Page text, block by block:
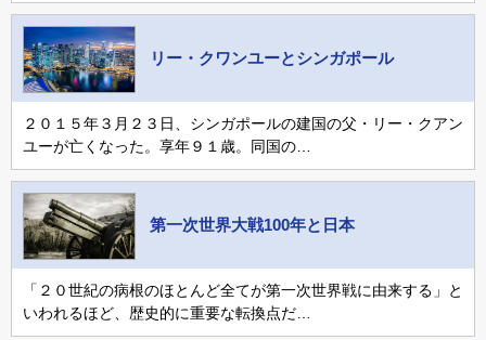
リー・クワンユーとシンガポール
２０１５年３月２３日、シンガポールの建国の父・リー・クアン
ユーが亡くなった。享年９１歳。同国の…
第一次世界大戦100年と日本
「２０世紀の病根のほとんど全てが第一次世界戦に由来する」と
いわれるほど、歴史的に重要な転換点だ…